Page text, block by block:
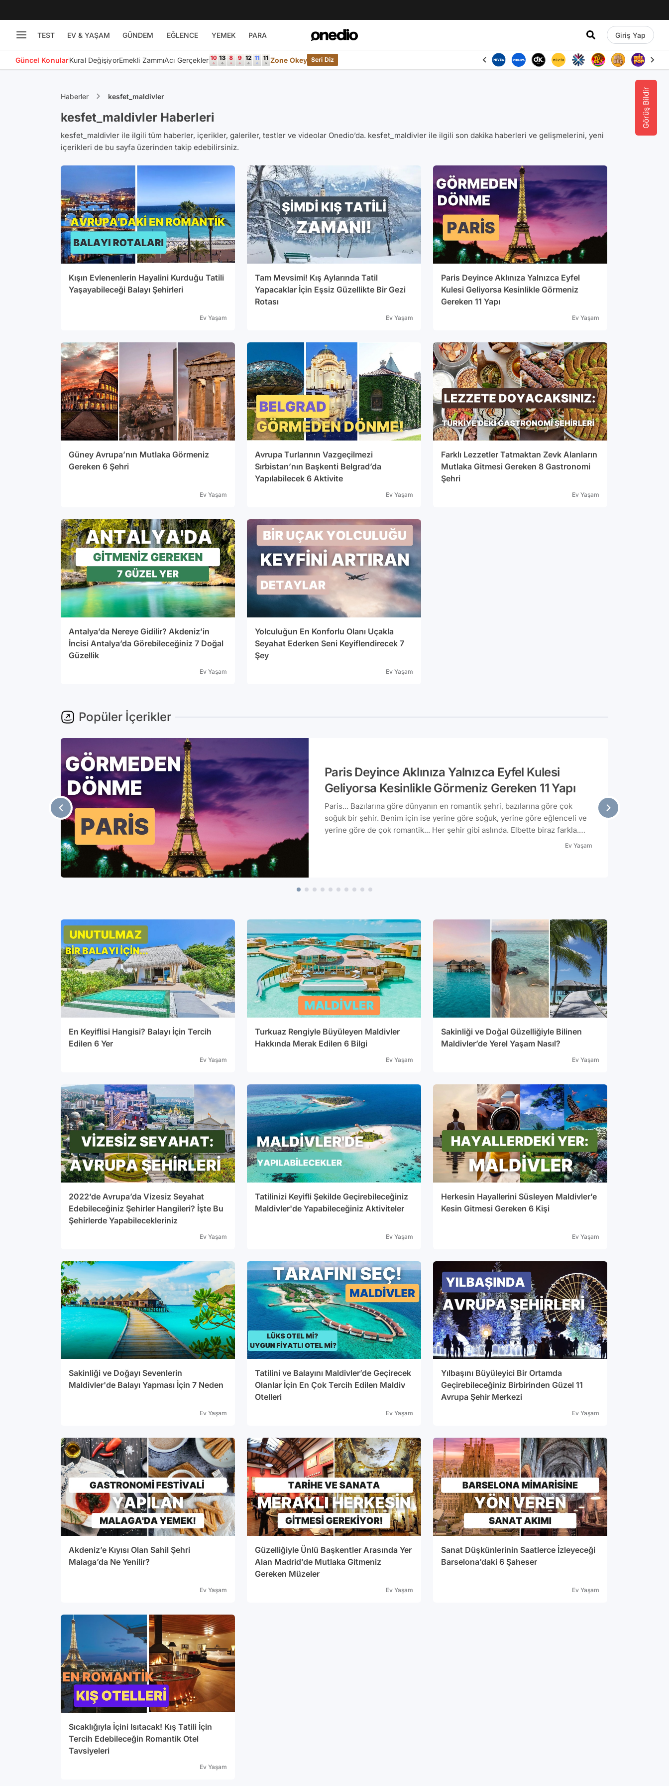
TEST EV & YAŞAM GÜNDEM EĞLENCE YEMEK PARA Giriş Yap
Güncel KonularKural DeğişiyorEmekli ZammıAcı Gerçekler Zone Okey Seri Diz
Görüş Bildir
Haberler kesfet_maldivler
kesfet_maldivler Haberleri
kesfet_maldivler ile ilgili tüm haberler, içerikler, galeriler, testler ve videolar Onedio’da. kesfet_maldivler ile ilgili son dakika haberleri ve gelişmelerini, yeni
içerikleri de bu sayfa üzerinden takip edebilirsiniz.
Kışın Evlenenlerin Hayalini Kurduğu Tatili
Yaşayabileceği Balayı Şehirleri
Ev Yaşam
Tam Mevsimi! Kış Aylarında Tatil
Yapacaklar İçin Eşsiz Güzellikte Bir Gezi
Rotası
Ev Yaşam
Paris Deyince Aklınıza Yalnızca Eyfel
Kulesi Geliyorsa Kesinlikle Görmeniz
Gereken 11 Yapı
Ev Yaşam
Güney Avrupa’nın Mutlaka Görmeniz
Gereken 6 Şehri
Ev Yaşam
Avrupa Turlarının Vazgeçilmezi
Sırbistan’nın Başkenti Belgrad’da
Yapılabilecek 6 Aktivite
Ev Yaşam
Farklı Lezzetler Tatmaktan Zevk Alanların
Mutlaka Gitmesi Gereken 8 Gastronomi
Şehri
Ev Yaşam
Antalya’da Nereye Gidilir? Akdeniz’in
İncisi Antalya’da Görebileceğiniz 7 Doğal
Güzellik
Ev Yaşam
Yolculuğun En Konforlu Olanı Uçakla
Seyahat Ederken Seni Keyiflendirecek 7
Şey
Ev Yaşam
Popüler İçerikler
Paris Deyince Aklınıza Yalnızca Eyfel Kulesi
Geliyorsa Kesinlikle Görmeniz Gereken 11 Yapı
Paris... Bazılarına göre dünyanın en romantik şehri, bazılarına göre çok
soğuk bir şehir. Benim için ise yerine göre soğuk, yerine göre eğlenceli ve
yerine göre de çok romantik... Her şehir gibi aslında. Elbette biraz farkla.
Ama bu fark sadece Eyfel Kulesi sanıyorsanız çok yanılıyorsunuz.Paris'eEv Yaşam
En Keyiflisi Hangisi? Balayı İçin Tercih
Edilen 6 Yer
Ev Yaşam
Turkuaz Rengiyle Büyüleyen Maldivler
Hakkında Merak Edilen 6 Bilgi
Ev Yaşam
Sakinliği ve Doğal Güzelliğiyle Bilinen
Maldivler’de Yerel Yaşam Nasıl?
Ev Yaşam
2022’de Avrupa’da Vizesiz Seyahat
Edebileceğiniz Şehirler Hangileri? İşte Bu
Şehirlerde Yapabilecekleriniz
Ev Yaşam
Tatilinizi Keyifli Şekilde Geçirebileceğiniz
Maldivler'de Yapabileceğiniz Aktiviteler
Ev Yaşam
Herkesin Hayallerini Süsleyen Maldivler’e
Kesin Gitmesi Gereken 6 Kişi
Ev Yaşam
Sakinliği ve Doğayı Sevenlerin
Maldivler'de Balayı Yapması İçin 7 Neden
Ev Yaşam
Tatilini ve Balayını Maldivler’de Geçirecek
Olanlar İçin En Çok Tercih Edilen Maldiv
Otelleri
Ev Yaşam
Yılbaşını Büyüleyici Bir Ortamda
Geçirebileceğiniz Birbirinden Güzel 11
Avrupa Şehir Merkezi
Ev Yaşam
Akdeniz’e Kıyısı Olan Sahil Şehri
Malaga’da Ne Yenilir?
Ev Yaşam
Güzelliğiyle Ünlü Başkentler Arasında Yer
Alan Madrid’de Mutlaka Gitmeniz
Gereken Müzeler
Ev Yaşam
Sanat Düşkünlerinin Saatlerce İzleyeceği
Barselona’daki 6 Şaheser
Ev Yaşam
Sıcaklığıyla İçini Isıtacak! Kış Tatili İçin
Tercih Edebileceğin Romantik Otel
Tavsiyeleri
Ev Yaşam